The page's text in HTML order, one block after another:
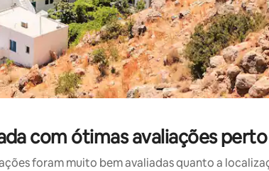
com ótimas avaliações perto
foram muito bem avaliadas quanto a